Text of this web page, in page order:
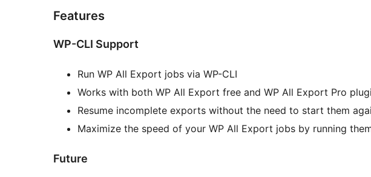
Features
WP-CLI Support
Run WP All Export jobs via WP-CLI
Works with both WP All Export free and WP All Export Pro
Resume incomplete exports without the need to start them
Maximize the speed of your WP All Export jobs by running
Future